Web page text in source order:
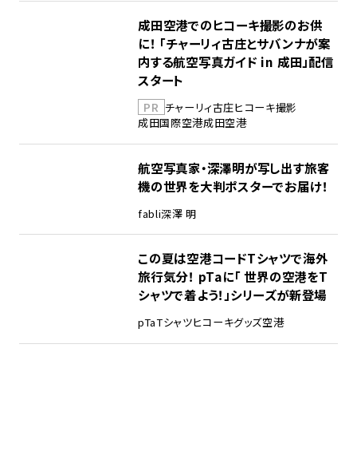
成田空港でのヒコーキ撮影のお供
に！ 「チャーリィ古庄とサバンナが案
内する航空写真ガイド in 成田」配信
スタート
PR チャーリィ古庄ヒコーキ撮影
成田国際空港成田空港
航空写真家・深澤明が写し出す旅客
機の世界を大判ポスターでお届け！
fabli深澤 明
この夏は空港コードTシャツで海外
旅行気分！ pTaに「 世界の空港をT
シャツで着よう！」シリーズが新登場
pTaTシャツヒコーキグッズ空港